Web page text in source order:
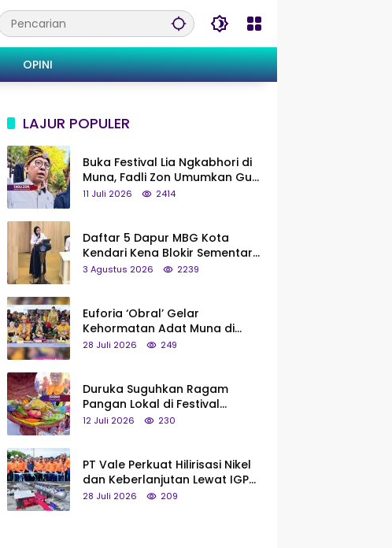
OPINI
LAJUR POPULER
Buka Festival Lia Ngkabhori di
Muna, Fadli Zon Umumkan Gua
Metanduno Segera Naik Status
11 Juli 2026 2414
Daftar 5 Dapur MBG Kota
Kendari Kena Blokir Sementara
dari Pusat
3 Agustus 2026 2239
Euforia ‘Obral’ Gelar
Kehormatan Adat Muna di
Silaturahmi KKMM, Ridwan Bae:
28 Juli 2026 249
Duruka Suguhkan Ragam
Pangan Lokal di Festival
Liangkobhori, Dari Umbi Rebus
12 Juli 2026 230
PT Vale Perkuat Hilirisasi Nikel
dan Keberlanjutan Lewat IGP
Morowali
28 Juli 2026 209